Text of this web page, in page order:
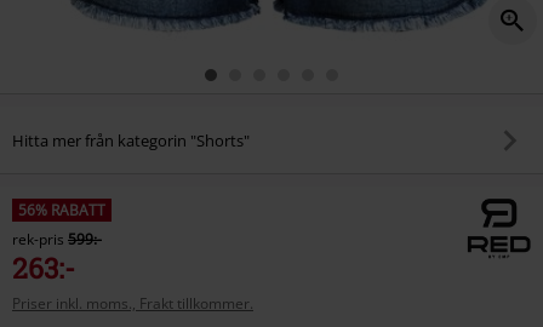
Hitta mer från kategorin "Shorts"
56% RABATT
rek-pris 599:-
263:-
Priser inkl. moms., Frakt tillkommer.